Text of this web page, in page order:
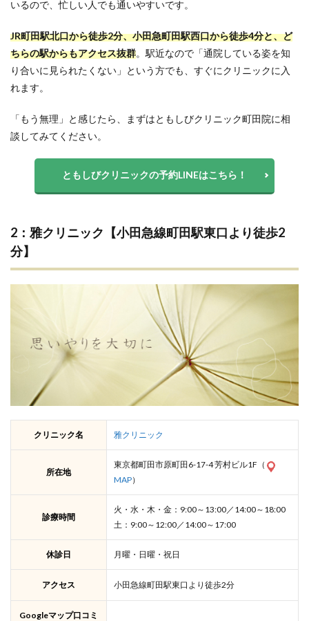
いるので、忙しい人でも通いやすいです。
JR町田駅北口から徒歩2分、小田急町田駅西口から徒歩4分と、ど
ちらの駅からもアクセス抜群。駅近なので「通院している姿を知
り合いに見られたくない」という方でも、すぐにクリニックに入
れます。
「もう無理」と感じたら、まずはともしびクリニック町田院に相
談してみてください。
ともしびクリニックの予約LINEはこちら！
2：雅クリニック【小田急線町田駅東口より徒歩2
分】
クリニック名 雅クリニック
所在地
東京都町田市原町田6-17-4 芳村ビル1F（
MAP）
診療時間
火・水・木・金：9:00～13:00／14:00～18:00
土：9:00～12:00／14:00～17:00
休診日 月曜・日曜・祝日
アクセス 小田急線町田駅東口より徒歩2分
Googleマップ口コミ